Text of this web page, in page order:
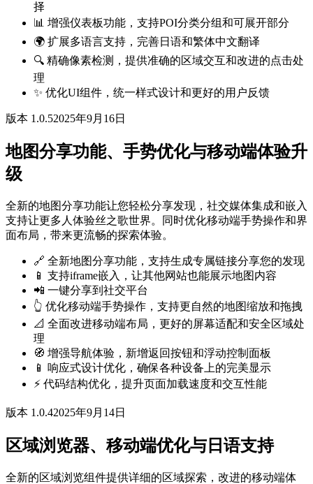
择
📊 增强仪表板功能，支持POI分类分组和可展开部分
🌍 扩展多语言支持，完善日语和繁体中文翻译
🔍 精确像素检测，提供准确的区域交互和改进的点击处
理
✨ 优化UI组件，统一样式设计和更好的用户反馈
版本 1.0.52025年9月16日
地图分享功能、手势优化与移动端体验升
级
全新的地图分享功能让您轻松分享发现，社交媒体集成和嵌入
支持让更多人体验丝之歌世界。同时优化移动端手势操作和界
面布局，带来更流畅的探索体验。
🔗 全新地图分享功能，支持生成专属链接分享您的发现
📱 支持iframe嵌入，让其他网站也能展示地图内容
📲 一键分享到社交平台
👆 优化移动端手势操作，支持更自然的地图缩放和拖拽
📐 全面改进移动端布局，更好的屏幕适配和安全区域处
理
🧭 增强导航体验，新增返回按钮和浮动控制面板
📱 响应式设计优化，确保各种设备上的完美显示
⚡ 代码结构优化，提升页面加载速度和交互性能
版本 1.0.42025年9月14日
区域浏览器、移动端优化与日语支持
全新的区域浏览组件提供详细的区域探索，改进的移动端体